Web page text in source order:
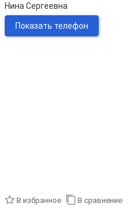
Нина Сергеевна
Показать телефон
В избранное В сравнение